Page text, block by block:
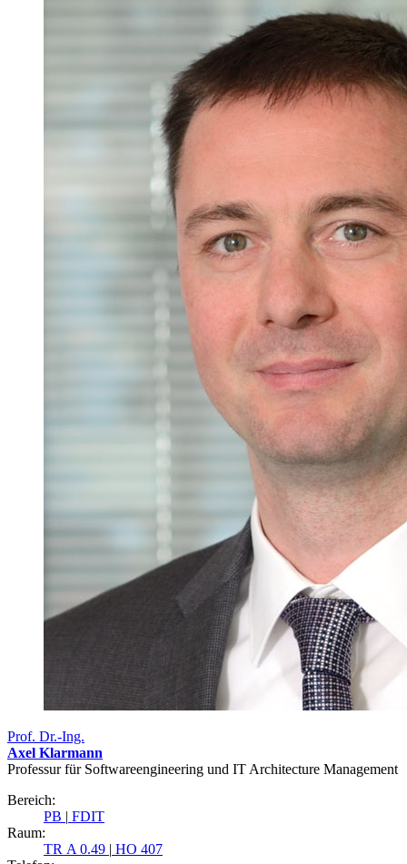
Prof. Dr.-Ing.
Axel Klarmann
Professur für Softwareengineering und IT Architecture Management
Bereich:
PB | FDIT
Raum:
TR A 0.49 | HO 407